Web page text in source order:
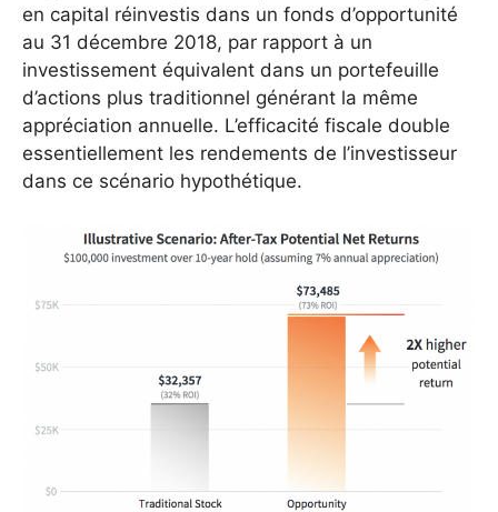
en capital réinvestis dans un fonds d’opportunité
au 31 décembre 2018, par rapport à un
investissement équivalent dans un portefeuille
d’actions plus traditionnel générant la même
appréciation annuelle. L’efficacité fiscale double
essentiellement les rendements de l’investisseur
dans ce scénario hypothétique.